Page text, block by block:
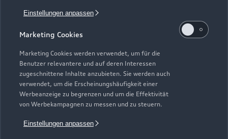
Einstellungen anpassen
Marketing Cookies
Marketing Cookies werden verwendet, um für die
Benutzer relevantere und auf deren Interessen
zugeschnittene Inhalte anzubieten. Sie werden auch
verwendet, um die Erscheinungshäufigkeit einer
Werbeanzeige zu begrenzen und um die Effektivität
von Werbekampagnen zu messen und zu steuern.
Einstellungen anpassen
Zur Inspektion
Zurück nach oben
Modelle
Kaufen & leasen